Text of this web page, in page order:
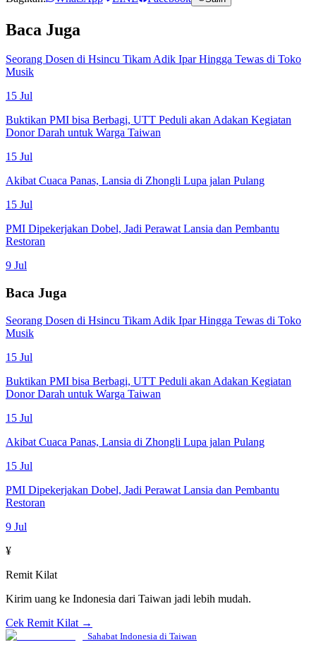
Baca Juga
Seorang Dosen di Hsincu Tikam Adik Ipar Hingga Tewas di Toko
Musik
15 Jul
Buktikan PMI bisa Berbagi, UTT Peduli akan Adakan Kegiatan
Donor Darah untuk Warga Taiwan
15 Jul
Akibat Cuaca Panas, Lansia di Zhongli Lupa jalan Pulang
15 Jul
PMI Dipekerjakan Dobel, Jadi Perawat Lansia dan Pembantu
Restoran
9 Jul
Baca Juga
Seorang Dosen di Hsincu Tikam Adik Ipar Hingga Tewas di Toko
Musik
15 Jul
Buktikan PMI bisa Berbagi, UTT Peduli akan Adakan Kegiatan
Donor Darah untuk Warga Taiwan
15 Jul
Akibat Cuaca Panas, Lansia di Zhongli Lupa jalan Pulang
15 Jul
PMI Dipekerjakan Dobel, Jadi Perawat Lansia dan Pembantu
Restoran
9 Jul
¥
Remit Kilat
Kirim uang ke Indonesia dari Taiwan jadi lebih mudah.
Cek Remit Kilat →
Sahabat Indonesia di Taiwan